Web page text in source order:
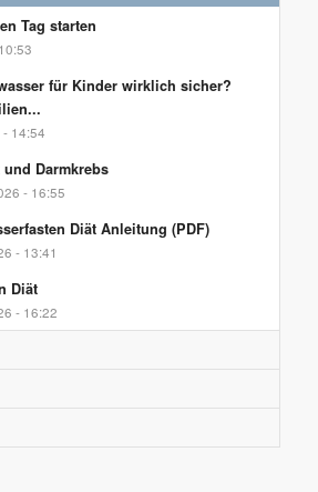
Tag starten
für Kinder wirklich sicher?
14:54
Darmkrebs
- 16:55
Diät Anleitung (PDF)
- 13:41
Diät
- 16:22